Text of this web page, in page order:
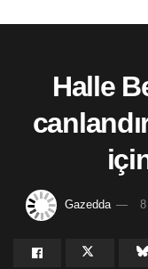
Halle
Gazedda